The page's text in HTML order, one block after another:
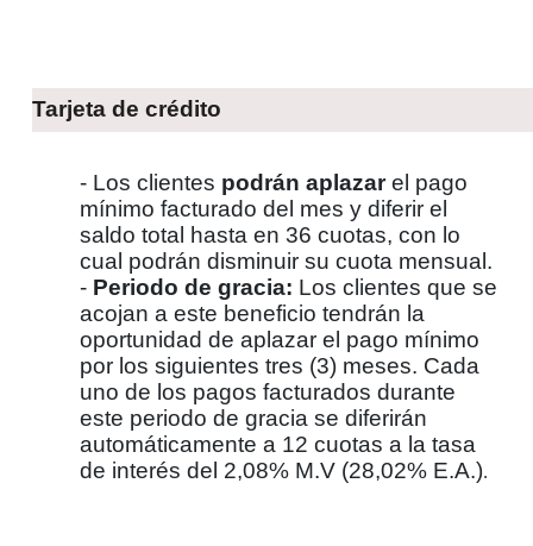
Tarjeta de crédito
- Los clientes podrán aplazarel pago
mínimo facturado del mes y diferir el
saldo total hasta en 36 cuotas, con lo
cual podrán disminuir su cuota mensual.
-Periodo de gracia: Los clientes que se
acojan a este beneficio tendrán la
oportunidad de aplazar el pago mínimo
por los siguientes tres (3) meses. Cada
uno de los pagos facturados durante
este periodo de gracia se diferirán
automáticamente a 12 cuotas a la tasa
de interés del 2,08% M.V (28,02% E.A.).